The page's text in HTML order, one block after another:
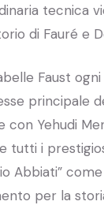
tecnica
di Fauré e
Faust
principale
con Yehudi
tutti i
Abbiati”
per la